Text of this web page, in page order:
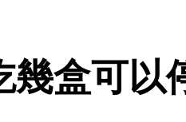
幾盒可以